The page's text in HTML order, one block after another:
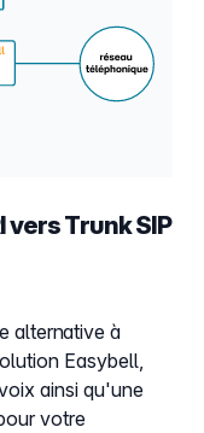
vers Trunk SIP
alternative à
Easybell,
ainsi qu'une
votre